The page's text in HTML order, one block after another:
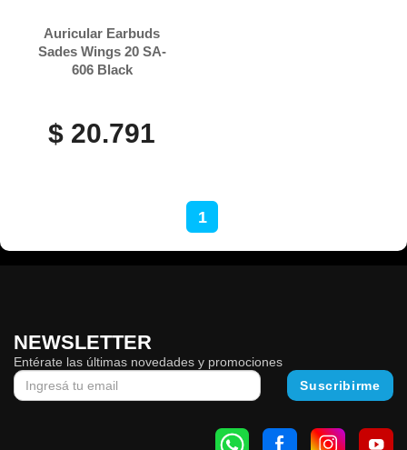
Auricular Earbuds
Sades Wings 20 SA-
606 Black
$ 20.791
1
NEWSLETTER
Entérate las últimas novedades y promociones